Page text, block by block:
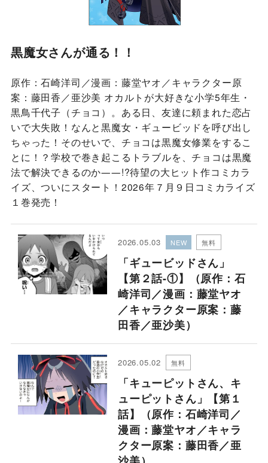
黒魔女さんが通る！！
原作：石崎洋司／漫画：藤堂ヤオ／キャラクター原
案：藤田香／亜沙美 オカルトが大好きな小学5年生・
黒鳥千代子（チョコ）。ある日、友達に頼まれた恋占
いで大失敗！なんと黒魔女・ギュービッドを呼び出し
ちゃった！そのせいで、チョコは黒魔女修業をするこ
とに！？学校で巻き起こるトラブルを、チョコは黒魔
法で解決できるのか――!?待望の大ヒット作コミカラ
イズ、ついにスタート！2026年７月９日コミカライズ
１巻発売！
2026.05.03 無料
「ギュービッドさん」
【第２話-①】（原作：石
崎洋司／漫画：藤堂ヤオ
／キャラクター原案：藤
田香／亜沙美）
2026.05.02 無料
「キューピットさん、キ
ューピットさん」【第１
話】（原作：石崎洋司／
漫画：藤堂ヤオ／キャラ
クター原案：藤田香／亜